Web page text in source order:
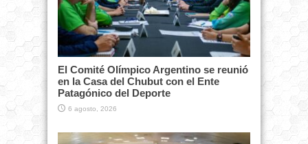
El Comité Olímpico Argentino se reunió
en la Casa del Chubut con el Ente
Patagónico del Deporte
6 agosto, 2026